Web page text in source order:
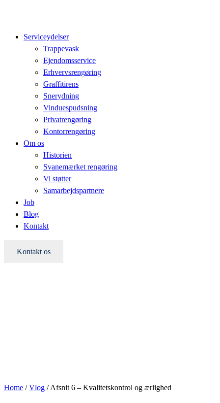
Serviceydelser
Trappevask
Ejendomsservice
Erhvervsrengøring
Graffitirens
Snerydning
Vinduespudsning
Privatrengøring
Kontorrengøring
Om os
Historien
Svanemærket rengøring
Vi støtter
Samarbejdspartnere
Job
Blog
Kontakt
Kontakt os
Home / Vlog / Afsnit 6 – Kvalitetskontrol og ærlighed